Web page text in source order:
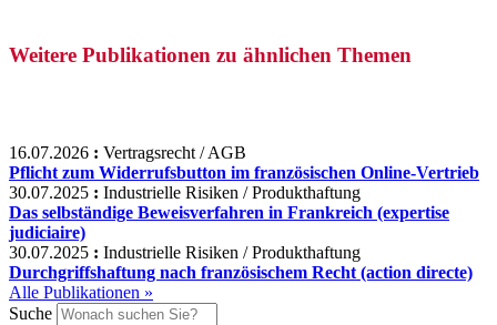
Weitere Publikationen zu ähnlichen Themen
16.07.2026 : Vertragsrecht / AGB
Pflicht zum Widerrufsbutton im französischen Online-Vertrieb
30.07.2025 : Industrielle Risiken / Produkthaftung
Das selbständige Beweisverfahren in Frankreich (expertise
judiciaire)
30.07.2025 : Industrielle Risiken / Produkthaftung
Durchgriffshaftung nach französischem Recht (action directe)
Alle Publikationen »
Suche